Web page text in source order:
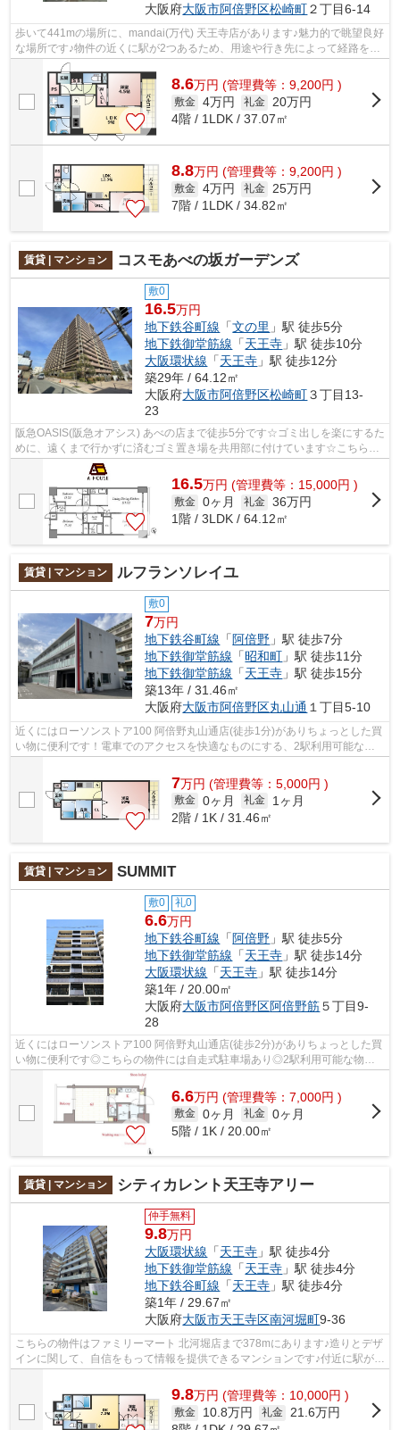
大阪府大阪市阿倍野区松崎町２丁目6-14
歩いて441mの場所に、mandai(万代) 天王寺店があります♪魅力的で眺望良好
な場所です♪物件の近くに駅が2つあるため、用途や行き先によって経路を選
べます♪気になるイチオシ物件情報：「...
8.6万円 (管理費等：9,200円 )
敷金 4万円 礼金 20万円
4階 / 1LDK / 37.07㎡
8.8万円 (管理費等：9,200円 )
敷金 4万円 礼金 25万円
7階 / 1LDK / 34.82㎡
賃貸 | マンション コスモあべの坂ガーデンズ
敷0
16.5万円
地下鉄谷町線 「文の里 」駅 徒歩5分
地下鉄御堂筋線 「天王寺 」駅 徒歩10分
大阪環状線 「天王寺 」駅 徒歩12分
築29年 / 64.12㎡
大阪府大阪市阿倍野区松崎町３丁目13-
23
阪急OASIS(阪急オアシス) あべの店まで徒歩5分です☆ゴミ出しを楽にするた
めに、遠くまで行かずに済むゴミ置き場を共用部に付けています☆こちらは
マンションタイプになります☆当社イチ...
16.5万円 (管理費等：15,000円 )
敷金 0ヶ月 礼金 36万円
1階 / 3LDK / 64.12㎡
賃貸 | マンション ルフランソレイユ
敷0
7万円
地下鉄谷町線 「 阿倍野 」駅 徒歩7分
地下鉄御堂筋線 「昭和町 」駅 徒歩11分
地下鉄御堂筋線 「天王寺 」駅 徒歩15分
築13年 / 31.46㎡
大阪府大阪市阿倍野区丸山通 １丁目5-10
近くにはローソンストア100 阿倍野丸山通店(徒歩1分)がありちょっとした買
い物に便利です！電車でのアクセスを快適なものにする、2駅利用可能な物
7万円 (管理費等：5,000円 )
敷金 0ヶ月 礼金
1ヶ月
2階 / 1K / 31.46㎡
賃貸 | マンション SUMMIT
敷0 礼0
6.6万円
地下鉄谷町線 「 阿倍野 」駅 徒歩5分
地下鉄御堂筋線 「天王寺 」駅 徒歩14分
大阪環状線 「天王寺 」駅 徒歩14分
築1年 / 20.00㎡
大阪府大阪市阿倍野区阿倍野筋５丁目9-
28
近くにはローソンストア100 阿倍野丸山通店(徒歩2分)がありちょっとした買
い物に便利です◎こちらの物件には自走式駐車場あり◎2駅利用可能な物件
で目的地に応じて路線を選ぶことができ...
6.6万円 (管理費等：7,000円 )
敷金 0ヶ月 礼金 0ヶ月
5階 / 1K / 20.00㎡
賃貸 | マンション シティカレント天王寺アリー
仲手無料
9.8万円
大阪環状線 「天王寺 」駅 徒歩4分
地下鉄御堂筋線 「天王寺 」駅 徒歩4分
地下鉄谷町線 「天王寺 」駅 徒歩4分
築1年 / 29.67㎡
大阪府大阪市天王寺区南河堀町9-36
こちらの物件はファミリーマート 北河堀店まで378mにあります♪造りとデザ
インに関して、自信をもって情報を提供できるマンションです♪付近に駅が2
駅あり、行き先に応じて使い分けがで...
9.8万円 (管理費等：10,000円 )
敷金 10.8万円 礼金 21.6万円